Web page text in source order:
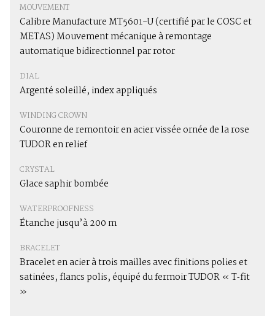
MOUVEMENT
Calibre Manufacture MT5601-U (certifié par le COSC et
METAS) Mouvement mécanique à remontage
automatique bidirectionnel par rotor
DIAL
Argenté soleillé, index appliqués
WINDING CROWN
Couronne de remontoir en acier vissée ornée de la rose
TUDOR en relief
CRYSTAL
Glace saphir bombée
WATERPROOFNESS
Étanche jusqu’à 200 m
BRACELET
Bracelet en acier à trois mailles avec finitions polies et
satinées, flancs polis, équipé du fermoir TUDOR « T‑fit
»